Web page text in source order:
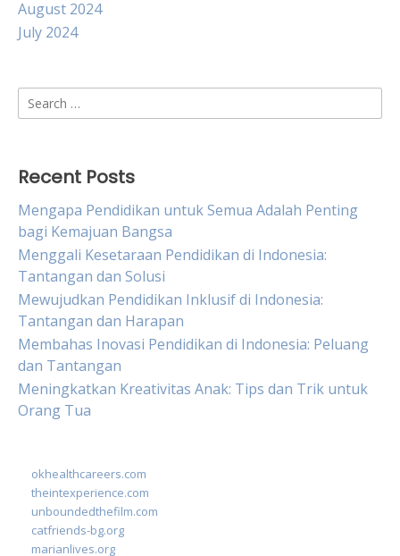
August 2024
July 2024
Search
for:
Recent Posts
Mengapa Pendidikan untuk Semua Adalah Penting
bagi Kemajuan Bangsa
Menggali Kesetaraan Pendidikan di Indonesia:
Tantangan dan Solusi
Mewujudkan Pendidikan Inklusif di Indonesia:
Tantangan dan Harapan
Membahas Inovasi Pendidikan di Indonesia: Peluang
dan Tantangan
Meningkatkan Kreativitas Anak: Tips dan Trik untuk
Orang Tua
okhealthcareers.com
theintexperience.com
unboundedthefilm.com
catfriends-bg.org
marianlives.org